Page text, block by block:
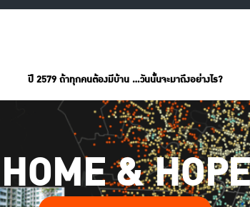
ปี 2579 ถ้าทุกคนต้องมีบ้าน ...วันนั้นจะมาถึงอย่างไร?
HOME & HOPE